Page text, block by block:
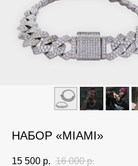
НАБОР «MIAMI»
15 500 р. 16 000 р.